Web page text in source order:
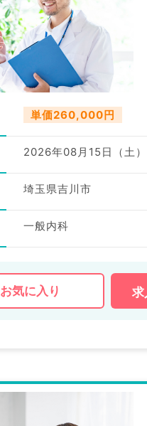
単価260,000円
2026年08月15日（土）
埼玉県吉川市
一般内科
お気に入り 求